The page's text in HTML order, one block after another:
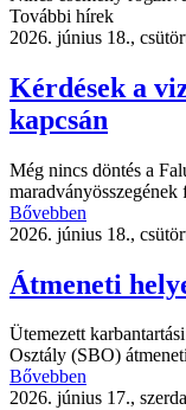
További hírek
2026. június 18.,
Kérdések a
kapcsán
Még nincs döntés a
maradványösszegének
Bővebben
2026. június 18.,
Átmeneti
Ütemezett
Osztály (SBO)
Bővebben
2026. június 17.,